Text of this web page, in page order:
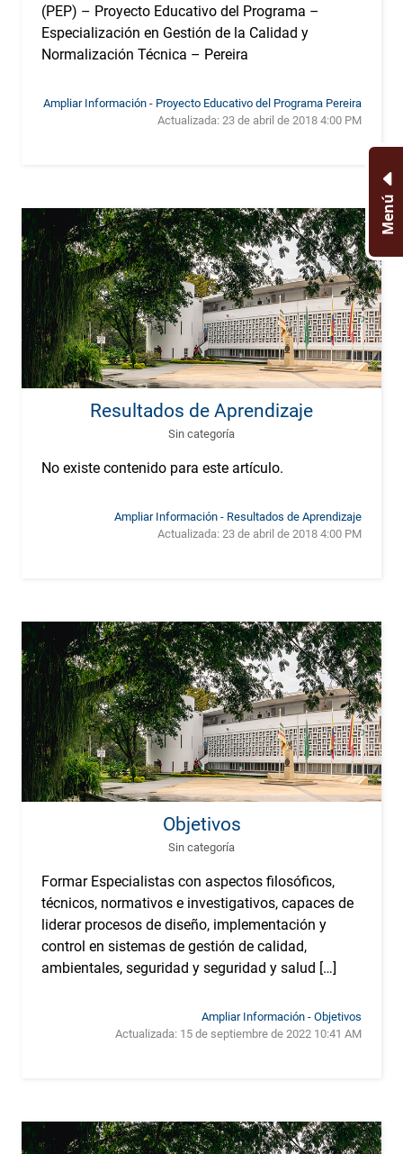
(PEP) – Proyecto Educativo del Programa –
Especialización en Gestión de la Calidad y
Normalización Técnica – Pereira
Ampliar Información - Proyecto Educativo del Programa Pereira
Actualizada: 23 de abril de 2018 4:00 PM
Resultados de Aprendizaje
Sin categoría
No existe contenido para este artículo.
Ampliar Información - Resultados de Aprendizaje
Actualizada: 23 de abril de 2018 4:00 PM
Objetivos
Sin categoría
Formar Especialistas con aspectos filosóficos,
técnicos, normativos e investigativos, capaces de
liderar procesos de diseño, implementación y
control en sistemas de gestión de calidad,
ambientales, seguridad y seguridad y salud […]
Ampliar Información - Objetivos
Actualizada: 15 de septiembre de 2022 10:41 AM
Menú